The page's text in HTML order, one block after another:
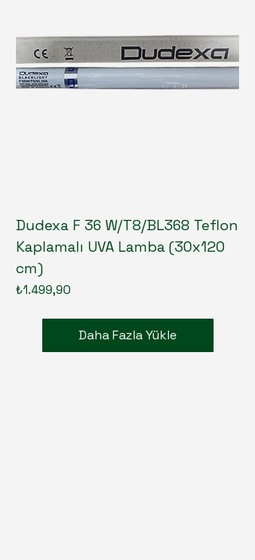
Dudexa F 36 W/T8/BL368 Teflon
Kaplamalı UVA Lamba (30x120
cm)
Fiyat
₺1.499,90
Daha Fazla Yükle